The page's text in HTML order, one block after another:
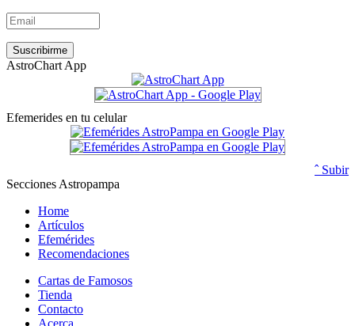
AstroChart App
Efemerides en tu celular
ˆ Subir
Secciones Astropampa
Home
Artículos
Efemérides
Recomendaciones
Cartas de Famosos
Tienda
Contacto
Acerca